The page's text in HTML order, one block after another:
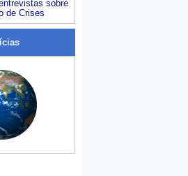
sobre
de Crises